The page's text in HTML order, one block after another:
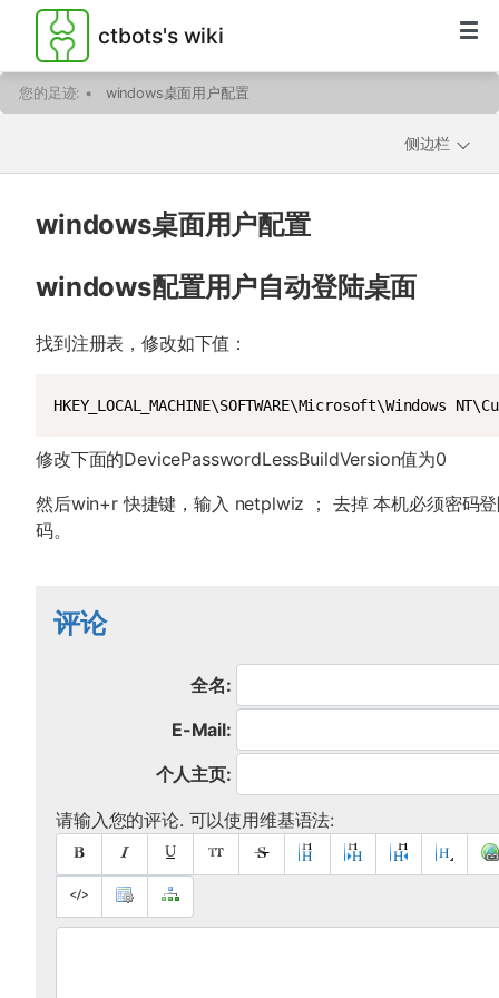
ctbots's wiki
您的足迹: • windows桌面用户配置
侧边栏
windows桌面用户配置
windows配置用户自动登陆桌面
找到注册表，修改如下值：
HKEY_LOCAL_MACHINE\SOFTWARE\Microsoft\Windows
修改下面的DevicePasswordLessBuildVersion值为0
然后win+r 快捷键，输入 netplwiz ； 去掉 本机必须密码
码。
评论
全名:
E-Mail:
个人主页:
请输入您的评论. 可以使用维基语法: